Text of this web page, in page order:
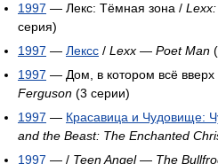
1997 — Лекс: Тёмная зона /
серия)
1997 — Лексс / Lexx — Poet Man
1997 — Дом, в котором всё
Ferguson (3 серии)
1997 — Красавица и Чудовище:
and the Beast: The Enchanted
1997 — / Teen Angel— The